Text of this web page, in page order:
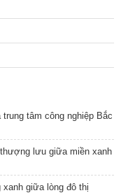
tâm công nghiệp Bắc
lưu giữa miền xanh
xanh giữa lòng đô thị